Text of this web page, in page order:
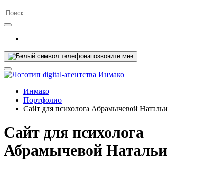
позвоните мне
Инмако
Портфолио
Сайт для психолога Абрамычевой Натальи
Сайт для психолога
Абрамычевой Натальи